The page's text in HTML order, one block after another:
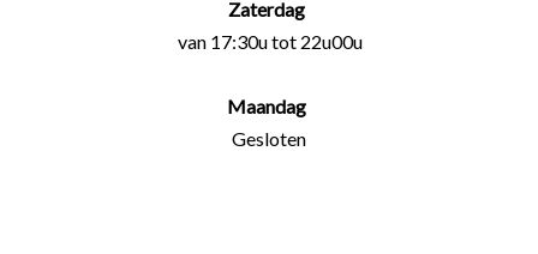
Zaterdag
van 17:30u tot 22u00u
Maandag
Gesloten